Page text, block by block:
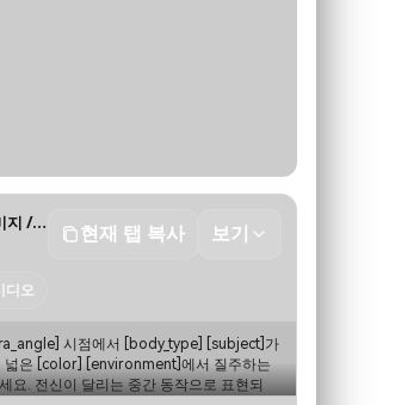
이미지 / 비디오 현재 탭 복사 보기
디오
시점에서 [body_type] [subject]가
넓은 [color] [environment]에서 질주하는
요. 전신이 달리는 중간 동작으로 표현되